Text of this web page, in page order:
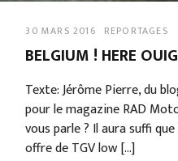
30 MARS 2016 REPORTAGES
BELGIUM ! HERE
Texte: Jérôme Pierre, du
pour le magazine RAD
vous parle ? Il aura suffi
offre de TGV low […]